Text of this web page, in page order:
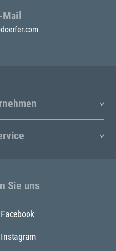
Mail
Sie uns
Facebook
Instagram